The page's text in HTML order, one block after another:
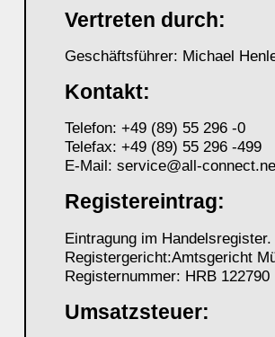
Vertreten durch:
Geschäftsführer: Michael
Kontakt:
Telefon: +49 (89) 55 296 -0
Telefax: +49 (89) 55 296 -499
E-Mail: service@all-
Registereintrag:
Eintragung im Handelsregister.
Registergericht:Amtsgericht
Registernummer: HRB 122790
Umsatzsteuer: